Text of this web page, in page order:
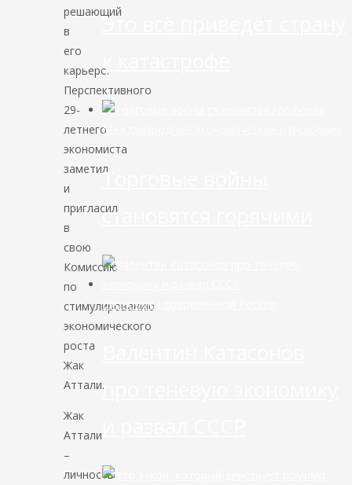
решающий
в
его
карьере.
Перспективного
29-
летнего
экономиста
заметил
и
пригласил
в
свою
Комиссию
по
стимулированию
экономического
роста
Жак
Аттали.
Жак
Аттали
–
личность
Это всё приведёт страну
Международные экономические отношения
Торговые войны
становятся горячими
Экономика современной России
про теневую экономику